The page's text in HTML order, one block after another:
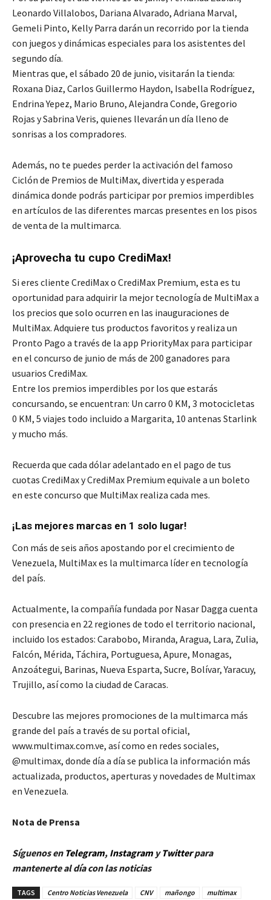
Leonardo Villalobos, Dariana Alvarado, Adriana Marval,
Gemeli Pinto, Kelly Parra darán un recorrido por la tienda
con juegos y dinámicas especiales para los asistentes del
segundo día.
Mientras que, el sábado 20 de junio, visitarán la tienda:
Roxana Diaz, Carlos Guillermo Haydon, Isabella Rodríguez,
Endrina Yepez, Mario Bruno, Alejandra Conde, Gregorio
Rojas y Sabrina Veris, quienes llevarán un día lleno de
sonrisas a los compradores.
Además, no te puedes perder la activación del famoso
Ciclón de Premios de MultiMax, divertida y esperada
dinámica donde podrás participar por premios imperdibles
en artículos de las diferentes marcas presentes en los pisos
de venta de la multimarca.
¡Aprovecha tu cupo CrediMax!
Si eres cliente CrediMax o CrediMax Premium, esta es tu
oportunidad para adquirir la mejor tecnología de MultiMax a
los precios que solo ocurren en las inauguraciones de
MultiMax. Adquiere tus productos favoritos y realiza un
Pronto Pago a través de la app PriorityMax para participar
en el concurso de junio de más de 200 ganadores para
usuarios CrediMax.
Entre los premios imperdibles por los que estarás
concursando, se encuentran: Un carro 0 KM, 3 motocicletas
0 KM, 5 viajes todo incluido a Margarita, 10 antenas Starlink
y mucho más.
Recuerda que cada dólar adelantado en el pago de tus
cuotas CrediMax y CrediMax Premium equivale a un boleto
en este concurso que MultiMax realiza cada mes.
¡Las mejores marcas en 1 solo lugar!
Con más de seis años apostando por el crecimiento de
Venezuela, MultiMax es la multimarca líder en tecnología
del país.
Actualmente, la compañía fundada por Nasar Dagga cuenta
con presencia en 22 regiones de todo el territorio nacional,
incluido los estados: Carabobo, Miranda, Aragua, Lara, Zulia,
Falcón, Mérida, Táchira, Portuguesa, Apure, Monagas,
Anzoátegui, Barinas, Nueva Esparta, Sucre, Bolívar, Yaracuy,
Trujillo, así como la ciudad de Caracas.
Descubre las mejores promociones de la multimarca más
grande del país a través de su portal oficial,
www.multimax.com.ve, así como en redes sociales,
@multimax, donde día a día se publica la información más
actualizada, productos, aperturas y novedades de Multimax
en Venezuela.
Nota de Prensa
Síguenos en Telegram, InstagramyTwitterpara
mantenerte al día con las noticias
TAGS Centro Noticias Venezuela CNV mañongo
multimax